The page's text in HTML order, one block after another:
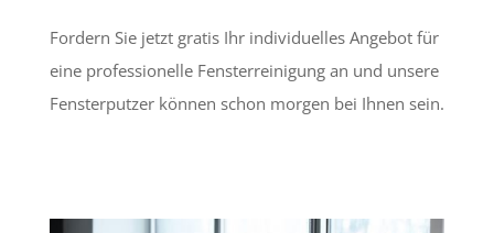
Fordern Sie jetzt gratis Ihr individuelles Angebot für
eine professionelle Fensterreinigung an und unsere
Fensterputzer können schon morgen bei Ihnen sein.